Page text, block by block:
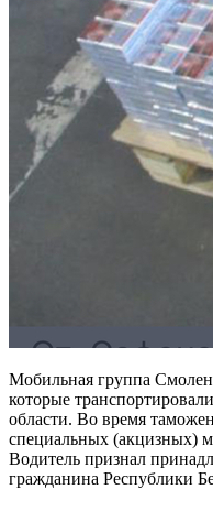
Мобильная группа
которые
области. Во время
специальных (акцизных)
Водитель признал
гражданина Республики